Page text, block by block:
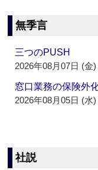
無季言
三つのPUSH
2026年08月07日 (金)
窓口業務の保険外
2026年08月05日 (水)
社説